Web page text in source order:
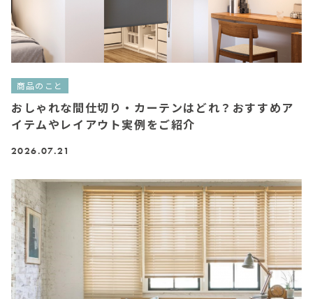
商品のこと
おしゃれな間仕切り・カーテンはどれ？おすすめア
イテムやレイアウト実例をご紹介
2026.07.21